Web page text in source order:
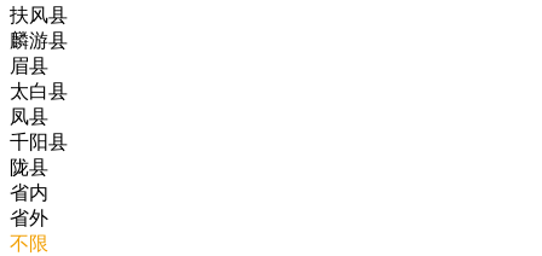
扶风县
麟游县
眉县
太白县
凤县
千阳县
陇县
省内
省外
不限